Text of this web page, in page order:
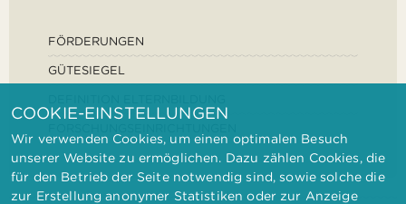
FÖRDERUNGEN
GÜTESIEGEL
COOKIE-EINSTELLUNGEN
Wir verwenden Cookies, um einen optimalen Besuch
unserer Website zu ermöglichen. Dazu zählen Cookies, die
für den Betrieb der Seite notwendig sind, sowie solche die
zur Erstellung anonymer Statistiken oder zur Anzeige